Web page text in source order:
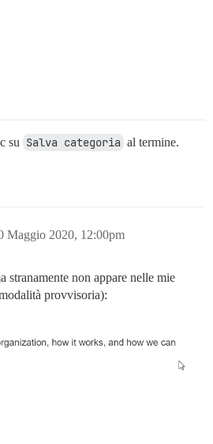
su Salva categoria al termine.
Maggio 2020, 12:00pm
stranamente non appare nelle mie
provvisoria):